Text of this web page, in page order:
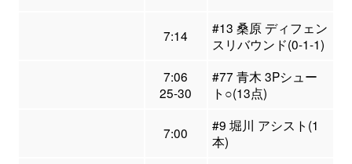
7:14
#13 桑原 ディフェン
スリバウンド(0-1-1)
7:06
25-30
#77 青木 3Pシュー
ト○(13点)
7:00
#9 堀川 アシスト(1
本)